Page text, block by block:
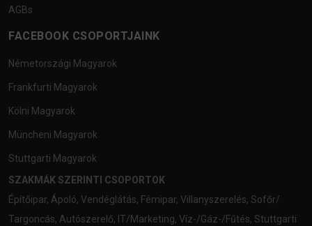
AGBs
FACEBOOK CSOPORTJAINK
Németországi Magyarok
Frankfurti Magyarok
Kölni Magyarok
Müncheni Magyarok
Stuttgarti Magyarok
SZAKMÁK SZERINTI CSOPORTOK
Építőipar, Ápoló, Vendéglátás, Fémipar, Villanyszerelés, Sofőr/
Targoncás, Autószerelő, IT/Marketing, Víz-/Gáz-/Fűtés, Stuttgarti